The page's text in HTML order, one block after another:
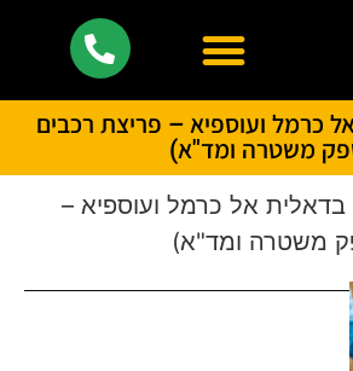
כרמל ועוספיא – פריצת רכבים
משטרה ומד"א)
בדאלית אל כרמל ועוספיא –
משטרה ומד"א)